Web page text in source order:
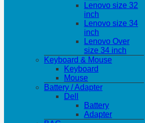
Lenovo size 32
inch
Lenovo size 34
inch
Lenovo Over
size 34 inch
Keyboard & Mouse
Keyboard
Mouse
Battery / Adapter
Dell
Battery
Adapter